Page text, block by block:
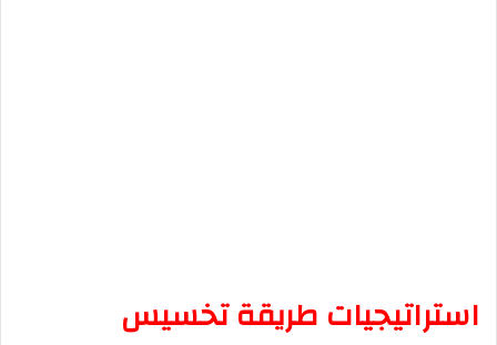
استراتيجيات طريقة تخسيس